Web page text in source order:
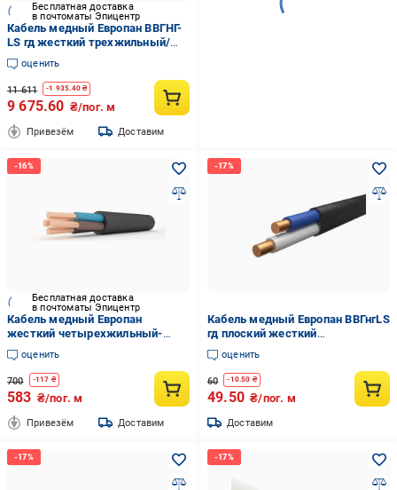
Бесплатная доставка
в почтоматы Эпицентр
Кабель медный Европан ВВГНГ-
LS гд жесткий трехжильный/
однопроволочный 3х1,5 мм2 100
м (44775EK-1C)
оценить
11 611 -1 935.40 ₴
9 675.60 ₴/пог. м
Привезём Доставим
Бесплатная доставка
в почтоматы Эпицентр
Кабель медный Европан
жесткий четырехжильный-
однопроволочный ВВГнгLS/гд
4х10 мм2 (1387134-1C)
оценить
700 -117 ₴
583 ₴/пог. м
Привезём Доставим
Кабель медный Европан ВВГнгLS
гд плоский жесткий
двухжильный/
однопроволочный 2х1,5 мм2
(121060-1C)
оценить
60 -10.50 ₴
49.50 ₴/пог. м
Доставим